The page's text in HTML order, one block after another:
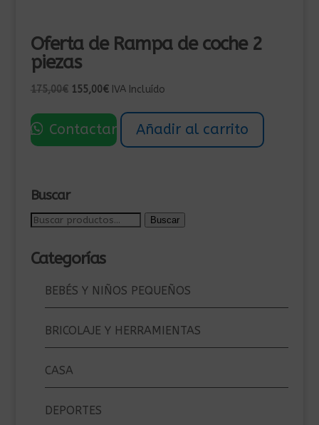
Oferta de Rampa de coche 2
piezas
175,00€ El
original
era:
155,00€El
actual
es:
IVA Incluído
Contactar Añadir al carrito
Buscar
Buscar
Buscar
Categorías
BEBÉS Y NIÑOS PEQUEÑOS
BRICOLAJE Y HERRAMIENTAS
CASA
DEPORTES